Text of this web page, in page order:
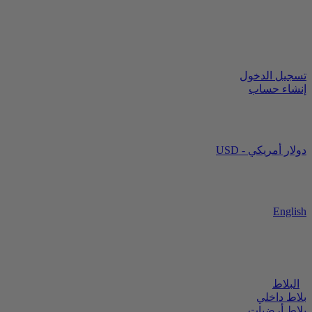
تسجيل الدخول
إنشاء حساب
USD - دولار أمريكي
English
البلاط
بلاط داخلي